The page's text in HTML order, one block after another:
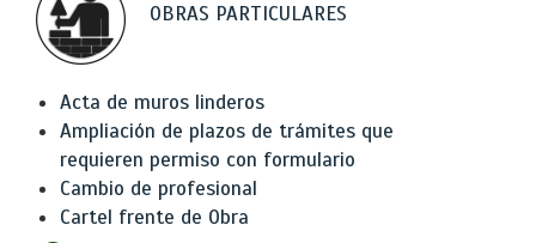
OBRAS PARTICULARES
Acta de muros linderos
Ampliación de plazos de trámites que
requieren permiso con formulario
Cambio de profesional
Cartel frente de Obra